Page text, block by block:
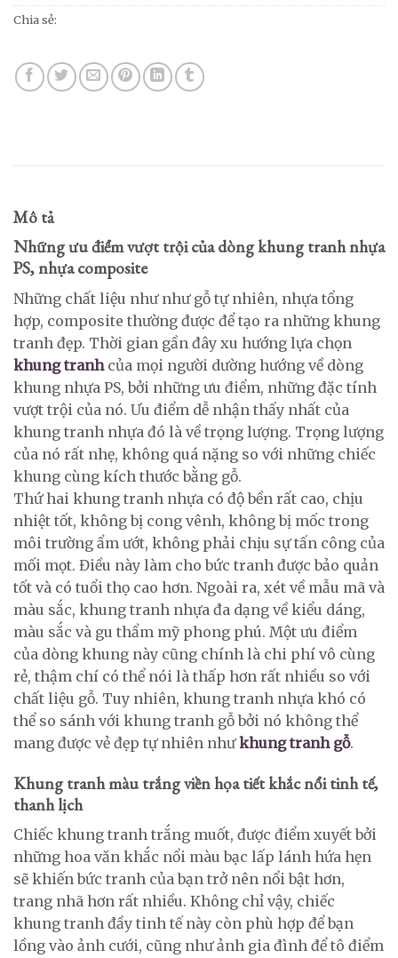
Chia sẻ:
Mô tả
Những ưu điểm vượt trội của dòng khung tranh nhựa
PS, nhựa composite
Những chất liệu như như gỗ tự nhiên, nhựa tổng
hợp, composite thường được để tạo ra những khung
tranh đẹp. Thời gian gần đây xu hướng lựa chọn
khung tranhcủa mọi người dường hướng về dòng
khung nhựa PS, bởi những ưu điểm, những đặc tính
vượt trội của nó. Ưu điểm dễ nhận thấy nhất của
khung tranh nhựa đó là về trọng lượng. Trọng lượng
của nó rất nhẹ, không quá nặng so với những chiếc
khung cùng kích thước bằng gỗ.
Thứ hai khung tranh nhựa có độ bền rất cao, chịu
nhiệt tốt, không bị cong vênh, không bị mốc trong
môi trường ẩm ướt, không phải chịu sự tấn công của
mối mọt. Điều này làm cho bức tranh được bảo quản
tốt và có tuổi thọ cao hơn. Ngoài ra, xét về mẫu mã và
màu sắc, khung tranh nhựa đa dạng về kiểu dáng,
màu sắc và gu thẩm mỹ phong phú. Một ưu điểm
của dòng khung này cũng chính là chi phí vô cùng
rẻ, thậm chí có thể nói là thấp hơn rất nhiều so với
chất liệu gỗ. Tuy nhiên, khung tranh nhựa khó có
thể so sánh với khung tranh gỗ bởi nó không thể
mang được vẻ đẹp tự nhiên nhưkhung tranh gỗ.
Khung tranh màu trắng viền họa tiết khắc nổi tinh tế,
thanh lịch
Chiếc khung tranh trắng muốt, được điểm xuyết bởi
những hoa văn khắc nổi màu bạc lấp lánh hứa hẹn
sẽ khiến bức tranh của bạn trở nên nổi bật hơn,
trang nhã hơn rất nhiều. Không chỉ vậy, chiếc
khung tranh đầy tinh tế này còn phù hợp để bạn
lồng vào ảnh cưới, cũng như ảnh gia đình để tô điểm